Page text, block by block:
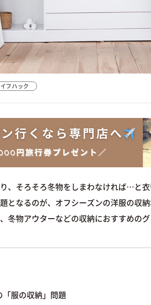
フハック
、そろそろ冬物をしまわなければ…と
となるのが、オフシーズンの洋服の収
冬物アウターなどの収納におすすめの
「服の収納」問題